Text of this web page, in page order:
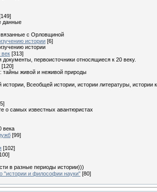
данные
с Орловщиной
истории [6]
истории
век [313]
первоисточники относящиеся к 20 веку.
[120]
тайны живой и неживой природы
истории, Всеобщей истории, истории литературы, истории
о самых известных авантюристах
века
[99]
[102]
в разные периоды истории)))
"истории и философии науки" [80]